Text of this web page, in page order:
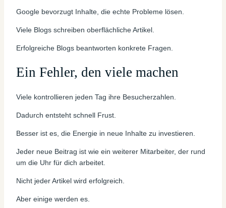
Google bevorzugt Inhalte, die echte Probleme lösen.
Viele Blogs schreiben oberflächliche Artikel.
Erfolgreiche Blogs beantworten konkrete Fragen.
Ein Fehler, den viele machen
Viele kontrollieren jeden Tag ihre Besucherzahlen.
Dadurch entsteht schnell Frust.
Besser ist es, die Energie in neue Inhalte zu investieren.
Jeder neue Beitrag ist wie ein weiterer Mitarbeiter, der rund
um die Uhr für dich arbeitet.
Nicht jeder Artikel wird erfolgreich.
Aber einige werden es.